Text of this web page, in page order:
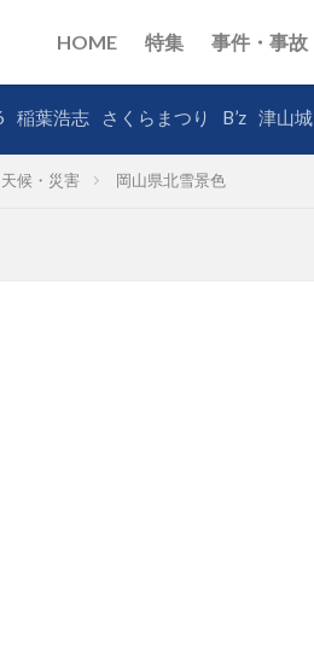
HOME 特集 事件・事故
稲葉浩志 さくらまつり B’z 津山城
天候・災害 岡山県北雪景色